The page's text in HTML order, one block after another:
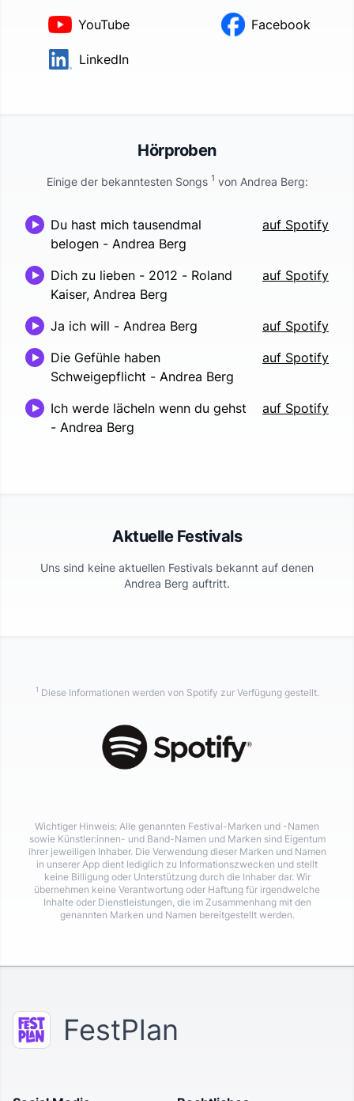
YouTube Facebook
LinkedIn
Hörproben
Einige der bekanntesten Songs 1 von Andrea Berg:
Du hast mich tausendmal
belogen - Andrea Berg
auf Spotify
Dich zu lieben - 2012 - Roland
Kaiser, Andrea Berg
auf Spotify
Ja ich will - Andrea Berg
auf Spotify
Die Gefühle haben
Schweigepflicht - Andrea Berg
auf Spotify
Ich werde lächeln wenn du gehst
- Andrea Berg
auf Spotify
Aktuelle Festivals
Uns sind keine aktuellen Festivals bekannt auf denen
Andrea Berg auftritt.
1 Diese Informationen werden von Spotify zur Verfügung gestellt.
Wichtiger Hinweis: Alle genannten Festival-Marken und -Namen
sowie Künstler:innen- und Band-Namen und Marken sind Eigentum
ihrer jeweiligen Inhaber. Die Verwendung dieser Marken und Namen
in unserer App dient lediglich zu Informationszwecken und stellt
keine Billigung oder Unterstützung durch die Inhaber dar. Wir
übernehmen keine Verantwortung oder Haftung für irgendwelche
Inhalte oder Dienstleistungen, die im Zusammenhang mit den
genannten Marken und Namen bereitgestellt werden.
FestPlan